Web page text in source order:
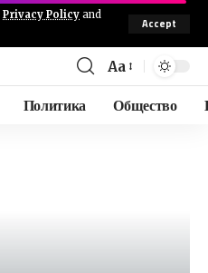
Privacy Policy and
Accept
Aa
Политика Общество